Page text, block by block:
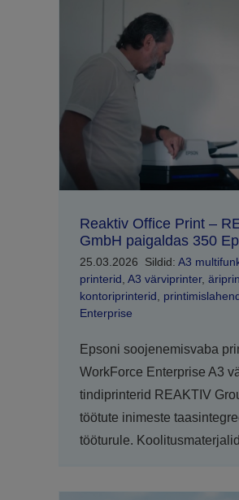
Reaktiv Office Print –
GmbH paigaldas 350
25.03.2026 Sildid: A3
printerid, A3 värviprinter,
kontoriprinterid,
Enterprise
Epsoni soojenemisvaba
WorkForce Enterprise A3
tindiprinterid REAKTIV
töötute inimeste
tööturule.